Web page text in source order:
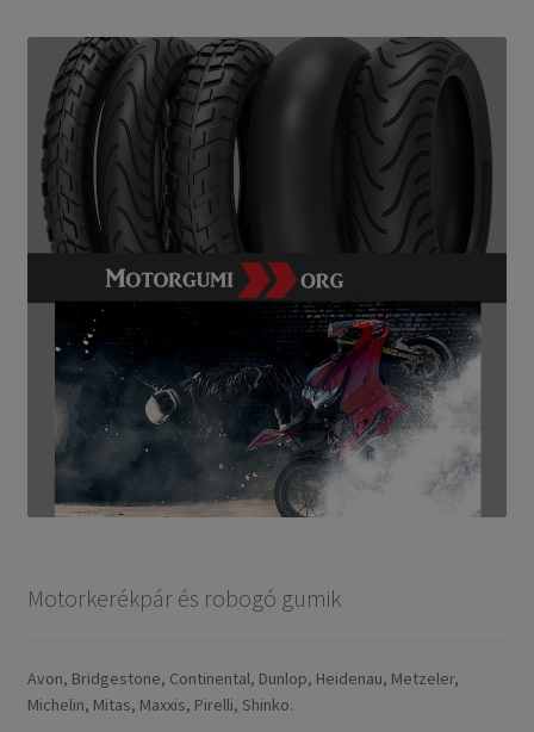
Motorkerékpár és robogó gumik
Avon, Bridgestone, Continental, Dunlop, Heidenau, Metzeler,
Michelin, Mitas, Maxxis, Pirelli, Shinko.